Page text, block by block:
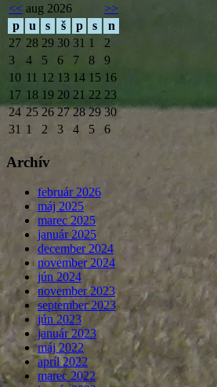
<< aug 2026
>>
p
u s š p s
n
27 28 29 30 31 1
2
3
4 5 6 7 8
9
10 11 12 13 14 15 16
17 18 19 20 21 22 23
24 25 26 27 28 29 30
31 1 2 3 4 5 6
Archív
február 2026
máj 2025
marec 2025
január 2025
december 2024
november 2024
jún 2024
november 2023
september 2023
jún 2023
január 2023
máj 2022
apríl 2022
marec 2022